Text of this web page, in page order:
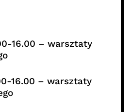
16.00 – warsztaty
16.00 – warsztaty